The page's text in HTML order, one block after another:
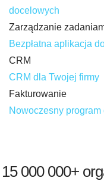
docelowych
Zarządzanie
Bezpłatna aplikacja
CRM
CRM dla Twojej firmy
Fakturowanie
Nowoczesny
15 000 000+